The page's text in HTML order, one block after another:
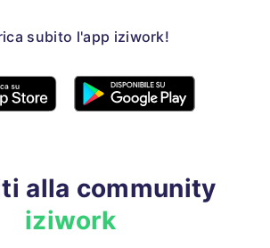
subito l'app iziwork!
alla community
iziwork